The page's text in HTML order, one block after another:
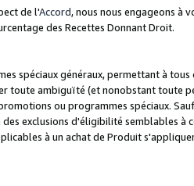
de l'Accord, nous nous engageons à
des Recettes Donnant Droit.
spéciaux généraux, permettant à tous
toute ambiguïté (et nonobstant toute
ou programmes spéciaux.
exclusions d'éligibilité semblables à
à un achat de Produit